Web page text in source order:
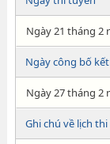
Ngày 21 tháng 2
Ngày công bố
Ngày 27 tháng 2
Ghi chú về lịch thi